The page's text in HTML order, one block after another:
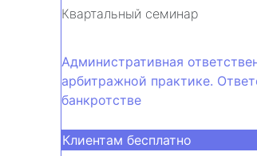
Квартальный семинар
Административная
арбитражной практике.
банкротстве
Клиентам бесплатно